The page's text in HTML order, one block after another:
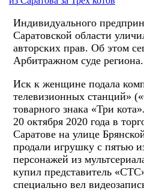
Индивидуального
Саратовской области
авторских прав. Об этом
Арбитражном суде региона.
Иск к женщине подала
телевизионных станций»
товарного знака «Три
20 октября 2020 года в
Саратове на улице
продали игрушку с пятью
персонажей из
купил представитель
специально вел